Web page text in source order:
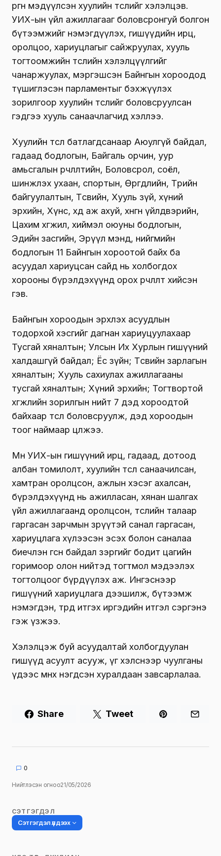
өргөн мэдүүлсэн хуулийн төслийг хэлэлцэв.
УИХ-ын үйл ажиллагааг боловсронгуй болгон
бүтээмжийг нэмэгдүүлэх, гишүүдийн ирц,
оролцоо, хариуцлагыг сайжруулах, хууль
тогтоомжийн төслийн хэлэлцүүлгийг
чанаржуулах, мэргэшсэн Байнгын хороодод
түшиглэсэн парламентыг бэхжүүлэх
зорилгоор хуулийн төслийг боловсруулсан
гэдгээ хууль санаачлагчид хэллээ.
Хуулийн төсөл батлагдсанаар Аюулгүй байдал,
гадаад бодлогын, Байгаль орчин, уур
амьсгалын өөрчлөлтийн, Боловсрол, соёл,
шинжлэх ухаан, спортын, Өргөдлийн, Төрийн
байгуулалтын, Төсвийн, Хууль зүй, хүний
эрхийн, Хүнс, хөдөө аж ахуй, хөнгөн үйлдвэрийн,
Цахим хөгжил, хиймэл оюуны бодлогын,
Эдийн засгийн, Эрүүл мэнд, нийгмийн
бодлогын 11 Байнгын хороотой байх ба
асуудал хариуцсан сайд нь холбогдох
хорооны бүрэлдэхүүнд орох өөрчлөлт хийсэн
гэв.
Байнгын хороодын эрхлэх асуудлын
тодорхой хэсгийг дагнан хариуцуулахаар
Тусгай хяналтын; Улсын Их Хурлын гишүүний
халдашгүй байдал; Ёс зүйн; Төсвийн зарлагын
хяналтын; Хууль сахиулах ажиллагааны
тусгай хяналтын; Хүний эрхийн; Тогтвортой
хөгжлийн зорилгын нийт 7 дэд хороодтой
байхаар төсөл боловсруулж, дэд хороодын
тоог наймаар цөөлжээ.
Мөн УИХ-ын гишүүний ирц, гадаад, дотоод
албан томилолт, хуулийн төсөл санаачилсан,
хамтран оролцсон, ажлын хэсэг ахалсан,
бүрэлдэхүүнд нь ажилласан, хянан шалгах
үйл ажиллагаанд оролцсон, төслийн талаар
гаргасан зарчмын зөрүүтэй санал гаргасан,
хариуцлага хүлээсэн эсэх болон саналаа
биечлэн өгсөн байдал зэргийг бодит цагийн
горимоор олон нийтэд тогтмол мэдээлэх
тогтолцоог бүрдүүлэх аж. Ингэснээр
гишүүний хариуцлага дээшилж, бүтээмж
нэмэгдэн, төрд итгэх иргэдийн итгэл сэргэнэ
гэж үзжээ.
Хэлэлцэж буй асуудалтай холбогдуулан
гишүүд асуулт асууж, үг хэлснээр чуулганы
үдээс өмнөх нэгдсэн хуралдаан завсарлалаа.
Share Tweet
0
Нийтлэсэн огноо21/05/2026
СЭТГЭГДЭЛ
Сэтгэгдэл үлдээх